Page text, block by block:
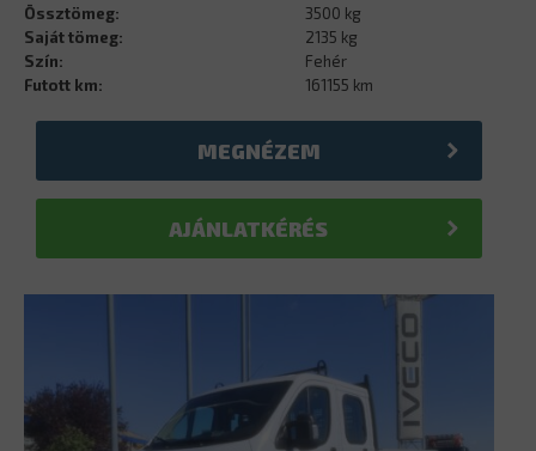
Össztömeg:
3500 kg
Saját tömeg:
2135 kg
Szín:
Fehér
Futott km:
161155 km
MEGNÉZEM
AJÁNLATKÉRÉS